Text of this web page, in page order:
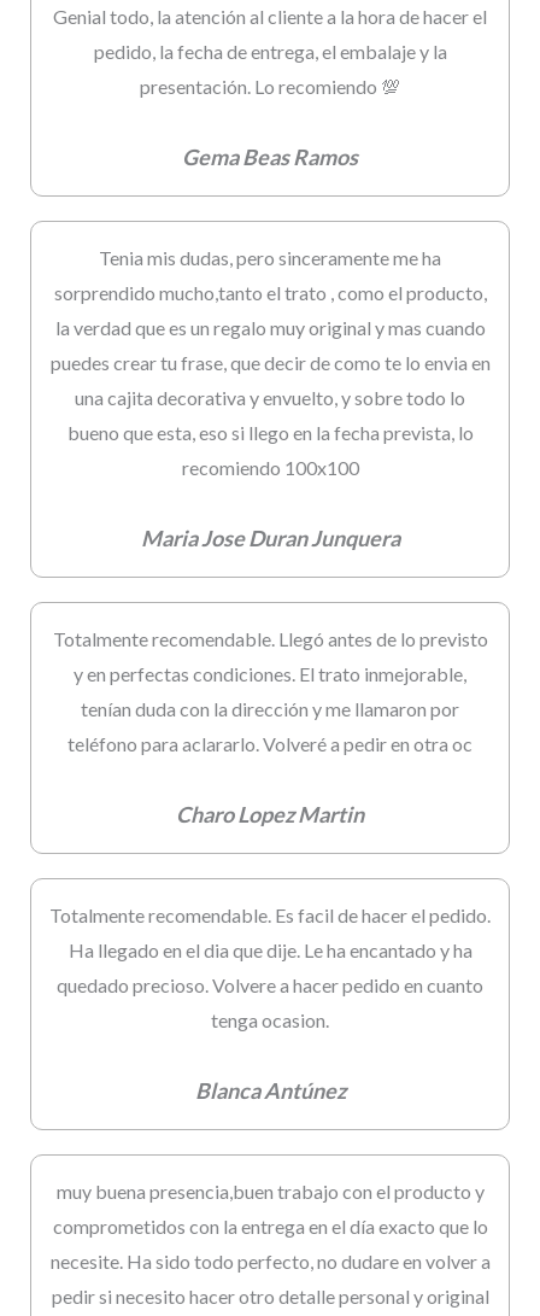
Genial todo, la atención al cliente a la hora de hacer el
pedido, la fecha de entrega, el embalaje y la
presentación. Lo recomiendo 💯
Gema Beas Ramos
Tenia mis dudas, pero sinceramente me ha
sorprendido mucho,tanto el trato , como el producto,
la verdad que es un regalo muy original y mas cuando
puedes crear tu frase, que decir de como te lo envia en
una cajita decorativa y envuelto, y sobre todo lo
bueno que esta, eso si llego en la fecha prevista, lo
recomiendo 100x100
Maria Jose Duran Junquera
Totalmente recomendable. Llegó antes de lo previsto
y en perfectas condiciones. El trato inmejorable,
tenían duda con la dirección y me llamaron por
teléfono para aclararlo. Volveré a pedir en otra oc
Charo Lopez Martin
Totalmente recomendable. Es facil de hacer el pedido.
Ha llegado en el dia que dije. Le ha encantado y ha
quedado precioso. Volvere a hacer pedido en cuanto
tenga ocasion.
Blanca Antúnez
muy buena presencia,buen trabajo con el producto y
comprometidos con la entrega en el día exacto que lo
necesite. Ha sido todo perfecto, no dudare en volver a
pedir si necesito hacer otro detalle personal y original